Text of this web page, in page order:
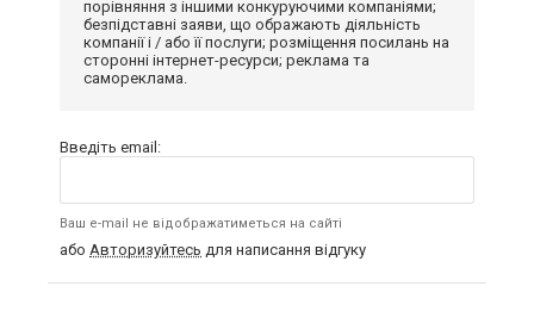
порівняння з іншими конкуруючими компаніями;
безпідставні заяви, що ображають діяльність
компанії і / або її послуги; розміщення посилань на
сторонні інтернет-ресурси; реклама та
самореклама.
Введіть email:
Ваш e-mail не відображатиметься на сайті
або Авторизуйтесь для написання відгуку